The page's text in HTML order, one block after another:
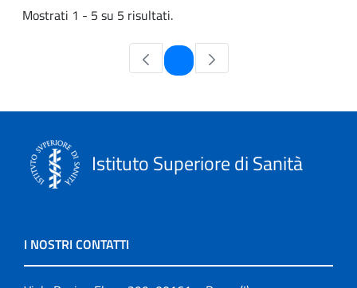
Mostrati 1 - 5 su 5 risultati.
Pagina
Istituto Superiore di Sanità
I NOSTRI CONTATTI